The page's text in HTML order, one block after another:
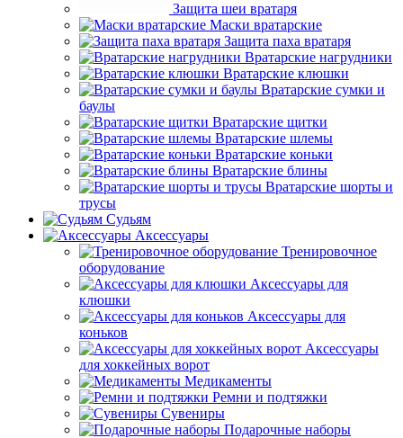
Защита шеи вратаря
Маски вратарские
Защита паха вратаря
Вратарские нагрудники
Вратарские клюшки
Вратарские сумки и
баулы
Вратарские щитки
Вратарские шлемы
Вратарские коньки
Вратарские блины
Вратарские шорты и
трусы
Судьям
Аксессуары
Тренировочное
оборудование
Аксессуары для
клюшки
Аксессуары для
коньков
Аксессуары
для хоккейных ворот
Медикаменты
Ремни и подтяжки
Сувениры
Подарочные наборы